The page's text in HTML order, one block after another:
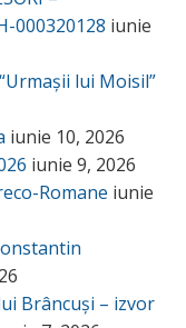
000320128 iunie
lui Moisil”
iunie 10, 2026
iunie 9, 2026
Romane iunie
Brâncuși – izvor